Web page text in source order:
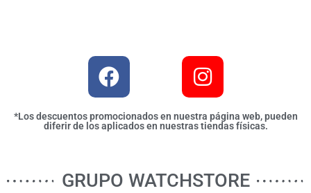
*Los descuentos promocionados en nuestra página web, pueden
diferir de los aplicados en nuestras tiendas físicas.
GRUPO WATCHSTORE